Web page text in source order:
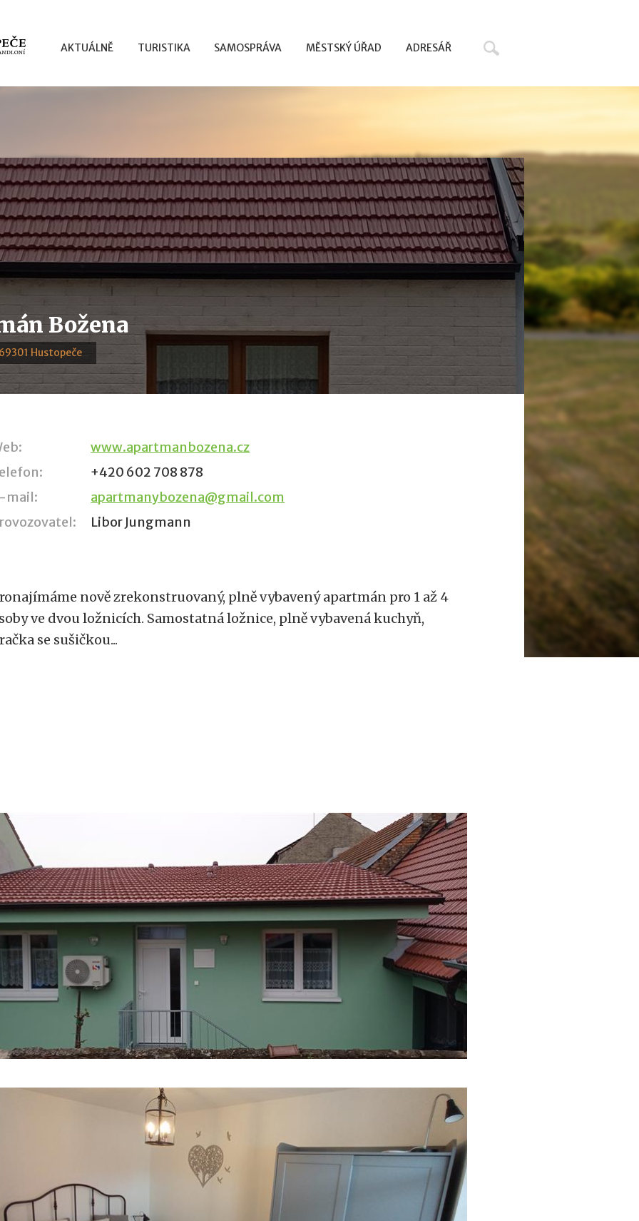
AKTUÁLNĚ TURISTIKA SAMOSPRÁVA MĚSTSKÝ ÚŘAD ADRESÁŘ
Božena
Hustopeče
www.apartmanbozena.cz
+420 602 708 878
mail:
apartmanybozena@gmail.com
Libor Jungmann
nově zrekonstruovaný, plně vybavený apartmán pro 1 až 4
ve dvou ložnicích. Samostatná ložnice, plně vybavená kuchyň,
se sušičkou...